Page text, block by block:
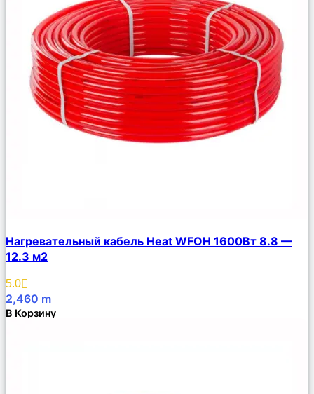
Описание
Избранное
Нагревательный кабель Heat WFOH 1600Вт 8.8 —
12.3 м2
5.0
2,460 m
В Корзину